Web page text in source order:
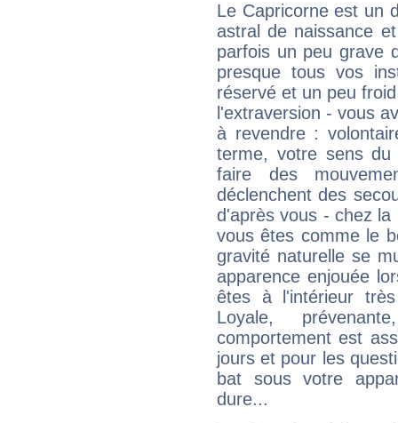
Le Capricorne est un
astral de naissance
parfois un peu grave
presque tous vos
réservé et un peu
l'extraversion - vous
à revendre :
terme, votre sens
faire des
déclenchent des
d'après vous - chez
vous êtes comme le
gravité naturelle se
apparence enjouée
êtes à l'intérieur
Loyale,
comportement est
jours et pour les
bat sous votre
dure...